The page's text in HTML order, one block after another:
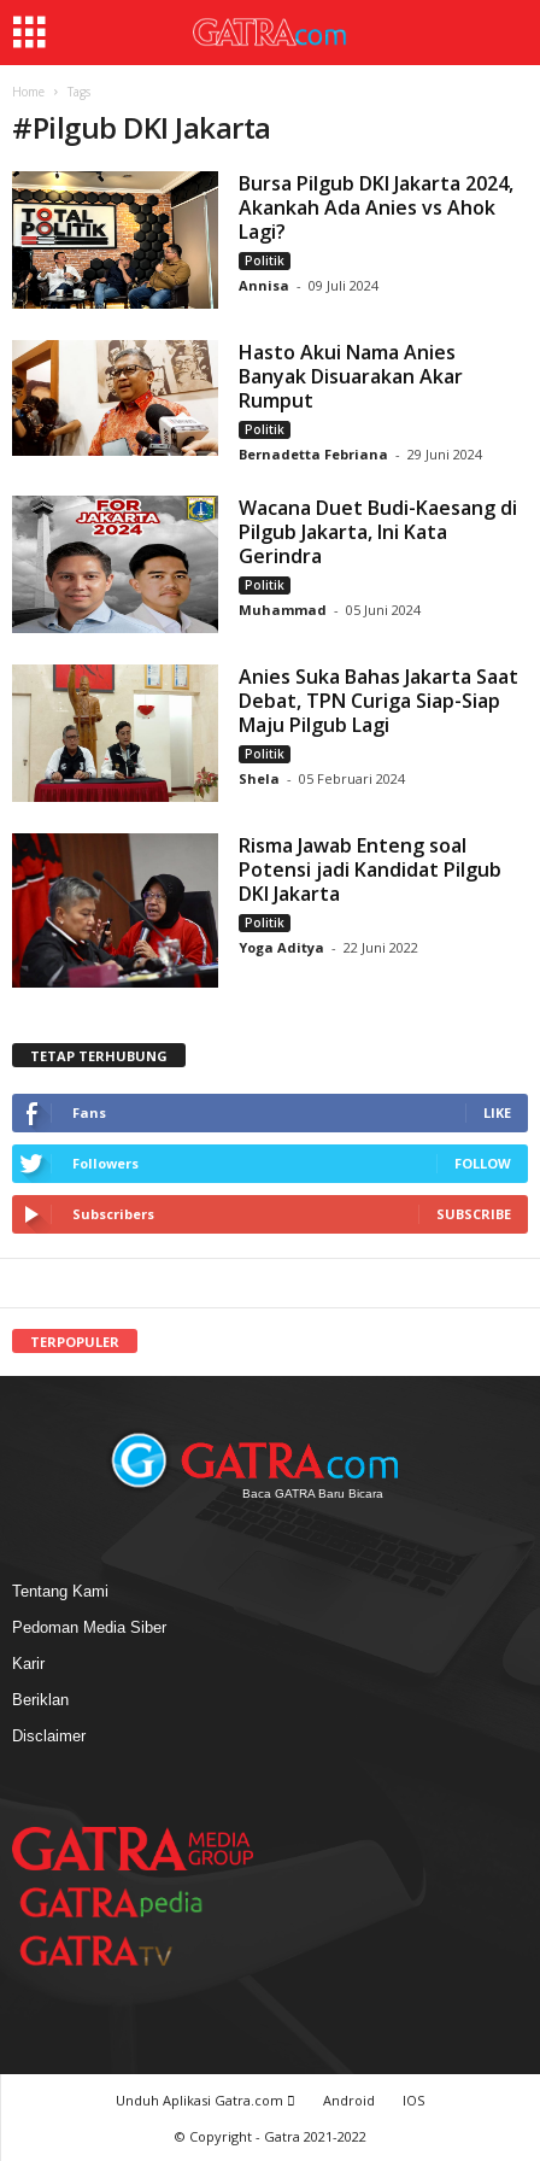
Home Tags
#Pilgub DKI Jakarta
Bursa Pilgub DKI Jakarta 2024,
Akankah Ada Anies vs Ahok
Lagi?
Politik
Annisa - 09 Juli 2024
Hasto Akui Nama Anies
Banyak Disuarakan Akar
Rumput
Politik
Bernadetta Febriana - 29 Juni 2024
Wacana Duet Budi-Kaesang di
Pilgub Jakarta, Ini Kata
Gerindra
Politik
Muhammad - 05 Juni 2024
Anies Suka Bahas Jakarta Saat
Debat, TPN Curiga Siap-Siap
Maju Pilgub Lagi
Politik
Shela - 05 Februari 2024
Risma Jawab Enteng soal
Potensi jadi Kandidat Pilgub
DKI Jakarta
Politik
Yoga Aditya - 22 Juni 2022
TETAP TERHUBUNG
Fans LIKE
Followers FOLLOW
Subscribers SUBSCRIBE
TERPOPULER
Baca GATRA Baru Bicara
Tentang Kami
Pedoman Media Siber
Karir
Beriklan
Disclaimer
Unduh Aplikasi Gatra.com Android
IOS
© Copyright - Gatra 2021-2022